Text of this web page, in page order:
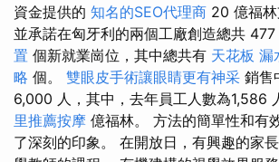
資金提供的 知名的SEO代理商 20 億福林
並承諾在匈牙利的兩個工廠創造總共 477
置 個新就業崗位，其中總共有 天花板 漏
略 個。 雙眼皮手術讓眼睛更有神采 銷售
6,000 人，其中，去年員工人數為1,586
里推薦按摩 億福林。 方法的簡單性和有
了深刻的印象。 在開放日，有興趣的家